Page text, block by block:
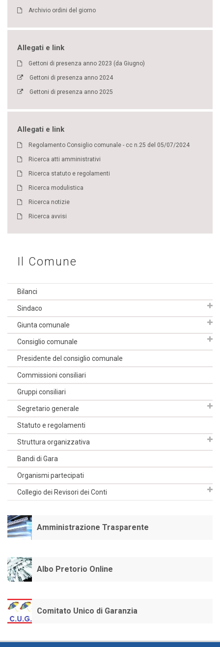
Archivio ordini del giorno
Allegati e link
Gettoni di presenza anno 2023 (da Giugno)
Gettoni di presenza anno 2024
Gettoni di presenza anno 2025
Allegati e link
Regolamento Consiglio comunale - cc n.25 del 05/07/2024
Ricerca atti amministrativi
Ricerca statuto e regolamenti
Ricerca modulistica
Ricerca notizie
Ricerca avvisi
Il Comune
Bilanci
Sindaco
Giunta comunale
Consiglio comunale
Presidente del consiglio comunale
Commissioni consiliari
Gruppi consiliari
Segretario generale
Statuto e regolamenti
Struttura organizzativa
Bandi di Gara
Organismi partecipati
Collegio dei Revisori dei Conti
Amministrazione Trasparente
Albo Pretorio Online
Comitato Unico di Garanzia